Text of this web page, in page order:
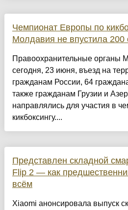
Чемпионат Европы по
Молдавия не впустила 200
Правоохранительные органы
сегодня, 23 июня, въезд на
гражданам России, 64
также гражданам Грузии и
направлялись для участия в
кикбоксингу....
Представлен складной
Flip 2 — как
всём
Xiaomi анонсировала выпуск